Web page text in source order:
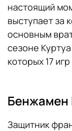
настоящий
выступает за
основным
сезоне
которых 17
Бенжамен
Защитник